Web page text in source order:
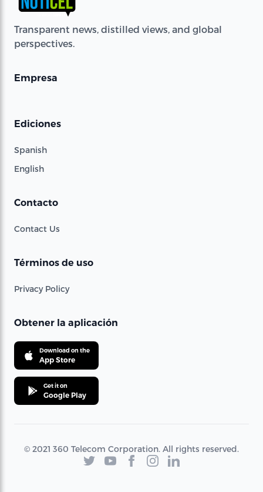
Transparent news, distilled views, and global
perspectives.
Empresa
Ediciones
Spanish
English
Contacto
Contact Us
Términos de uso
Privacy Policy
Obtener la aplicación
Download on the
App Store
Get it on
Google Play
© 2021 360 Telecom Corporation. All rights reserved.